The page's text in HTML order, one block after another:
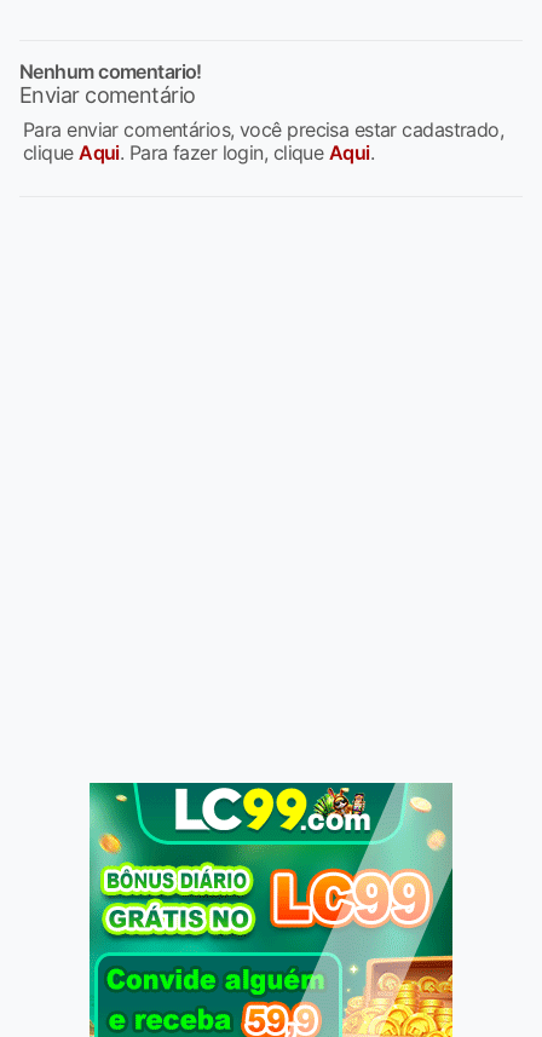
Nenhum comentario!
Enviar comentário
Para enviar comentários, você precisa estar cadastrado,
cliqueAqui. Para fazer login, clique Aqui.